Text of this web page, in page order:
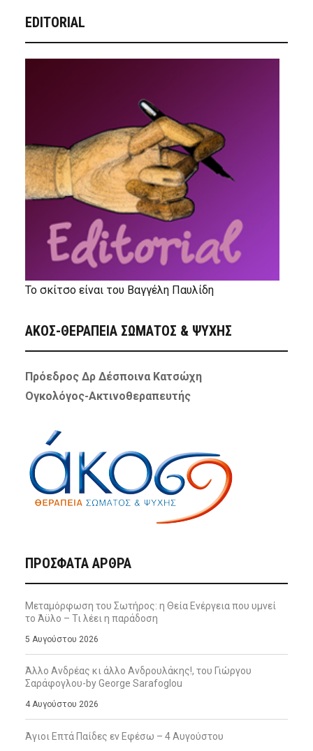
EDITORIAL
Το σκίτσο είναι του Βαγγέλη Παυλίδη
ΑΚΟΣ-ΘΕΡΑΠΕΙΑ ΣΩΜΑΤΟΣ & ΨΥΧΗΣ
Πρόεδρος Δρ Δέσποινα Κατσώχη
Ογκολόγος-Ακτινοθεραπευτής
ΠΡΌΣΦΑΤΑ ΆΡΘΡΑ
Μεταμόρφωση του Σωτήρος: η Θεία Ενέργεια που υμνεί
το Άϋλο – Τι λέει η παράδοση
5 Αυγούστου 2026
Άλλο Ανδρέας κι άλλο Ανδρουλάκης!, του Γιώργου
Σαράφογλου-by George Sarafoglou
4 Αυγούστου 2026
Άγιοι Επτά Παίδες εν Εφέσω – 4 Αυγούστου